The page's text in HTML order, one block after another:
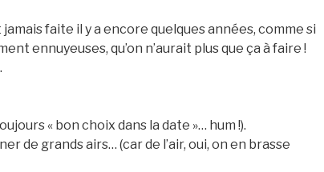
faite il y a encore quelques années, comme si
ennuyeuses, qu’on n’aurait plus que ça à faire !
« bon choix dans la date »… hum !).
de grands airs… (car de l’air, oui, on en brasse